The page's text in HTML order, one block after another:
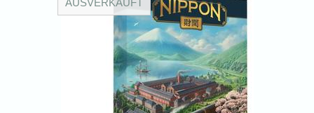
AUSVERKAUFT